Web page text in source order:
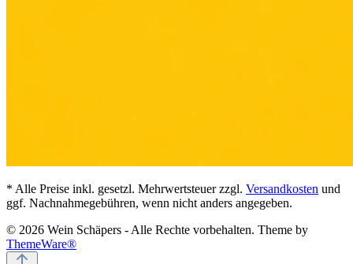
* Alle Preise inkl. gesetzl. Mehrwertsteuer zzgl. Versandkosten und
ggf. Nachnahmegebühren, wenn nicht anders angegeben.
© 2026 Wein Schäpers - Alle Rechte vorbehalten. Theme by
ThemeWare®